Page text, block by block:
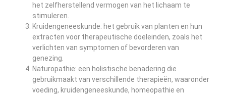
het zelfherstellend vermogen van het lichaam te
stimuleren.
Kruidengeneeskunde: het gebruik van planten en hun
extracten voor therapeutische doeleinden, zoals het
verlichten van symptomen of bevorderen van
genezing.
Naturopathie: een holistische benadering die
gebruikmaakt van verschillende therapieën, waaronder
voeding, kruidengeneeskunde, homeopathie en